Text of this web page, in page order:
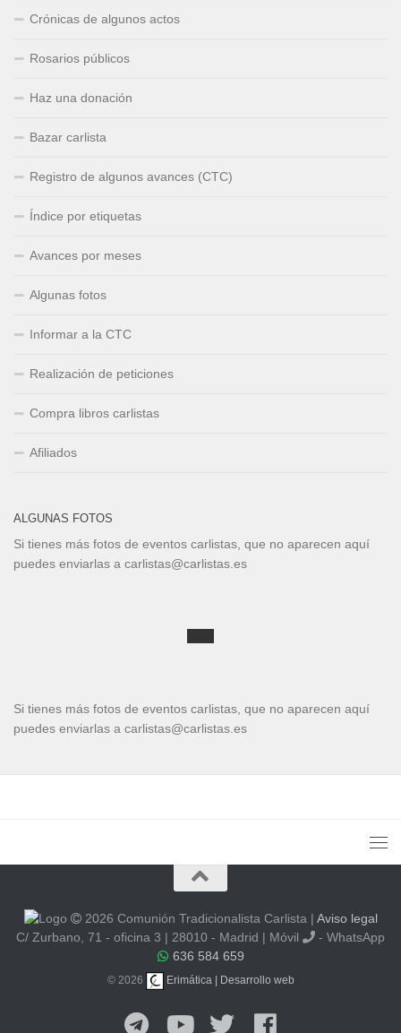
Crónicas de algunos actos
Rosarios públicos
Haz una donación
Bazar carlista
Registro de algunos avances (CTC)
Índice por etiquetas
Avances por meses
Algunas fotos
Informar a la CTC
Realización de peticiones
Compra libros carlistas
Afiliados
ALGUNAS FOTOS
Si tienes más fotos de eventos carlistas, que no aparecen aquí
puedes enviarlas a carlistas@carlistas.es
Si tienes más fotos de eventos carlistas, que no aparecen aquí
puedes enviarlas a carlistas@carlistas.es
2026 Comunión Tradicionalista Carlista | Aviso legal
C/ Zurbano, 71 - oficina 3 | 28010 - Madrid | Móvil
- WhatsApp
636 584 659
© 2026 Erimática | Desarrollo web